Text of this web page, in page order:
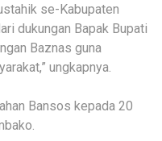
se-Kabupaten
dukungan Bapak Bupati
Baznas guna
ungkapnya.
Bansos kepada 20